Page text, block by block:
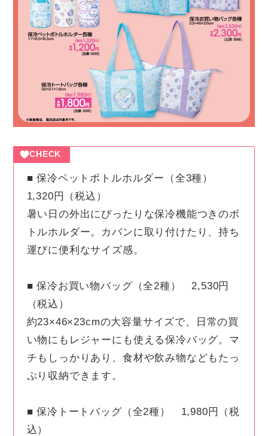
CHECK
■ 保冷ペットボトルホルダー（全3種）
1,320円（税込）
暑い日の外出にぴったりな保冷機能つきのボ
トルホルダー。カバンに取り付けたり、持ち
運びに便利なサイズ感。
■ 保冷お買い物バッグ（全2種） 2,530円
（税込）
約23×46×23cmの大容量サイズで、日常の買
い物にもレジャーにも使える保冷バッグ。マ
チもしっかりあり、食材や飲み物などもたっ
ぷり収納できます。
■ 保冷トートバッグ（全2種） 1,980円（税
込）